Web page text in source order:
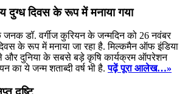
दुग्ध दिवस के रूप में मनाया गया
जनक डॉ. वर्गीज कुरियन के जन्मदिन को 26 नवंबर
के रूप में मनाया जा रहा है. मिल्‍कमैन ऑफ इंडिया
और दुनिया के सबसे बड़े कृषि कार्यक्रम ऑपरेशन
ये जन्म शताब्दी वर्ष भी है.पढ़ें पूरा आलेख…»